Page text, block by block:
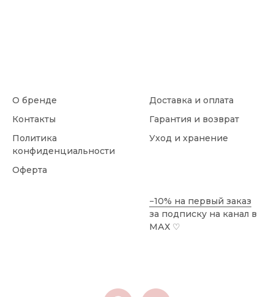
О бренде
Контакты
Политика
конфиденциальности
Оферта
Доставка и оплата
Гарантия и возврат
Уход и хранение
−10% на первый заказ
за подписку на канал в
МАХ ♡